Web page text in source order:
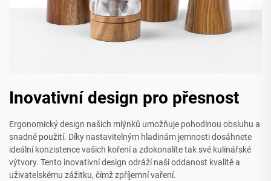
Inovativní design pro přesnost
Ergonomický design našich mlýnků umožňuje pohodlnou obsluhu a
snadné použití. Díky nastavitelným hladinám jemnosti dosáhnete
ideální konzistence vašich koření a zdokonalíte tak své kulinářské
výtvory. Tento inovativní design odráží naši oddanost kvalitě a
uživatelskému zážitku, čímž zpříjemní vaření.